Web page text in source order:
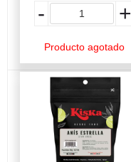
- +
Producto agotado